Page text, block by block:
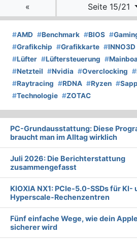
« Seite 15/21
#AMD #Benchmark #BIOS #
#Grafikchip #Grafikkarte #INNO3D
#Lüfter #Lüftersteuerung #
#Netzteil #Nvidia #Overclocking #
#Raytracing #RDNA #Ryzen #
#Technologie #ZOTAC
PC-Grundausstattung: Diese
braucht man im Alltag wirklich
Juli 2026: Die Bericht­erstattung
zusammengefasst
KIOXIA NX1: PCIe-5.0-SSDs für KI-
Hyperscale-Rechenzentren
Fünf einfache Wege, wie dein
sicherer wird